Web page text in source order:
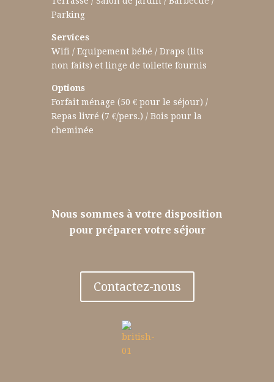
Parking
Services
Wifi / Equipement bébé / Draps (lits
non faits) et linge de toilette fournis
Options
Forfait ménage (50 € pour le séjour) /
Repas livré (7 €/pers.) / Bois pour la
cheminée
Nous sommes à votre disposition
pour préparer votre séjour
Contactez-nous